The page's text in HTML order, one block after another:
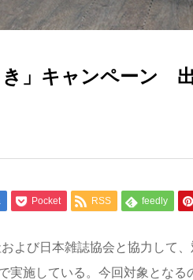
」キャンペーン
Pocket RSS feedly
よび日本雑誌協会と協力して
実施している。今回対象とな